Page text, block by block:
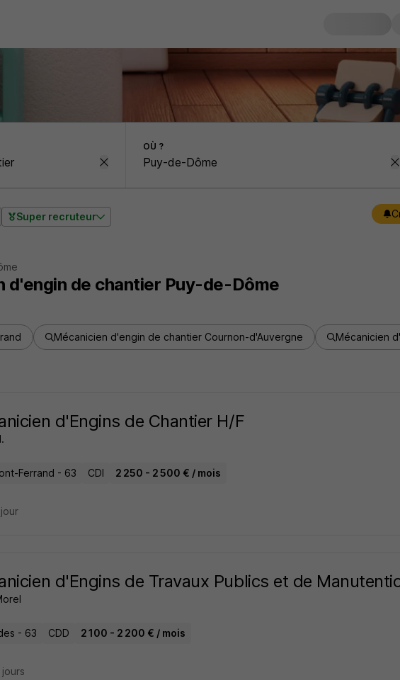
OÙ ?
Super recruteur
d'engin de chantier Puy-de-Dôme
Mécanicien d'engin de chantier Cournon-d'Auvergne Mécanicien
d'Engins de Chantier H/F
Ferrand - 63 CDI 2 250 - 2 500 € / mois
d'Engins de Travaux Publics et de
- 63 CDD 2 100 - 2 200 € / mois